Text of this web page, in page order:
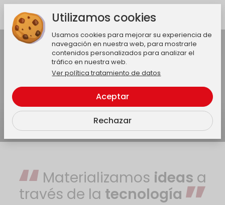
Activar audio
Materializamos ideas a
través de la tecnología
Utilizamos cookies
Usamos cookies para mejorar su experiencia de
navegación en nuestra web, para mostrarle
contenidos personalizados para analizar el
tráfico en nuestra web.
Ver política tratamiento de datos
Aceptar
Rechazar